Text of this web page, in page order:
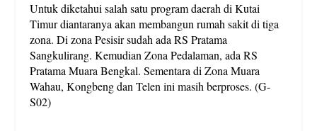
Untuk diketahui salah satu program daerah di Kutai
Timur diantaranya akan membangun rumah sakit di tiga
zona. Di zona Pesisir sudah ada RS Pratama
Sangkulirang. Kemudian Zona Pedalaman, ada RS
Pratama Muara Bengkal. Sementara di Zona Muara
Wahau, Kongbeng dan Telen ini masih berproses. (G-
S02)